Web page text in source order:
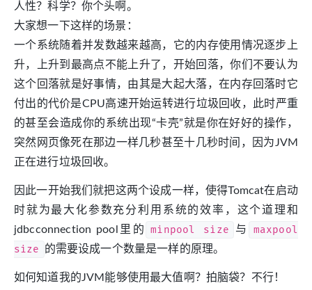
人性？科学？你个头啊。
大家想一下这样的场景：
一个系统随着并发数越来越高，它的内存使用情况逐步上
升，上升到最高点不能上升了，开始回落，你们不要认为
这个回落就是好事情，由其是大起大落，在内存回落时它
付出的代价是CPU高速开始运转进行垃圾回收，此时严重
的甚至会造成你的系统出现“卡壳”就是你在好好的操作，
突然网页像死在那边一样几秒甚至十几秒时间，因为JVM
正在进行垃圾回收。
因此一开始我们就把这两个设成一样，使得Tomcat在启动
时就为最大化参数充分利用系统的效率，这个道理和
jdbcconnection pool里的
minpool size 与
maxpool
size
的需要设成一个数量是一样的原理。
如何知道我的JVM能够使用最大值啊？拍脑袋？不行！